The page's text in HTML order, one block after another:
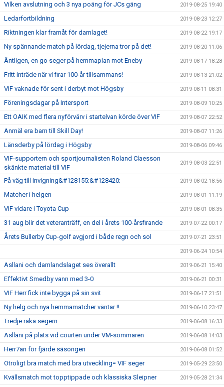
Vilken avslutning och 3 nya poäng för JCs gäng 2019-08-25 19:40
Ledarfortbildning 2019-08-23 12:27
Riktningen klar framåt för damlaget! 2019-08-22 19:17
Ny spännande match på lördag, tjejerna tror på det! 2019-08-20 11:06
Äntligen, en go seger på hemmaplan mot Eneby 2019-08-17 18:28
Fritt inträde när vi firar 100-år tillsammans! 2019-08-13 21:02
VIF vaknade för sent i derbyt mot Högsby 2019-08-11 08:31
Föreningsdagar på Intersport 2019-08-09 10:25
Ett OAIK med flera nyförvärv i startelvan körde över VIF 2019-08-07 22:52
Anmäl era barn till Skill Day! 2019-08-07 11:26
Länsderby på lördag i Högsby 2019-08-06 09:46
VIF-supportern och sportjournalisten Roland Claesson
skänkte material till VIF
2019-08-03 22:51
På väg till invigning&#128155;&#128420; 2019-08-02 18:56
Matcher i helgen 2019-08-01 11:19
VIF vidare i Toyota Cup 2019-08-01 08:35
31 aug blir det veteranträff, en del i årets 100-årsfirande 2019-07-22 00:17
Årets Bullerby Cup-golf avgjord i både regn och sol 2019-07-21 23:51
2019-06-24 10:54
Asllani och damlandslaget ses överallt 2019-06-21 15:40
Effektivt Smedby vann med 3-0 2019-06-21 00:31
VIF Herr fick inte bygga på sin svit 2019-06-17 21:51
Ny helg och nya hemmamatcher väntar !! 2019-06-10 23:47
Tredje raka segern 2019-06-08 16:33
Asllani på plats vid courten under VM-sommaren 2019-06-08 14:03
Herr7an för fjärde säsongen 2019-06-08 01:52
Otroligt bra match med bra utveckling= VIF seger 2019-05-29 23:50
Kvällsmatch mot topptippade och klassiska Sleipner 2019-05-28 21:34